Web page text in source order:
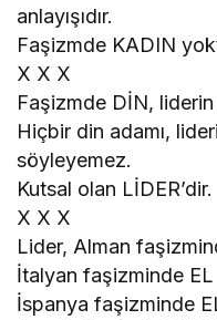
anlayışıdır.
Faşizmde KADIN
X X X
Faşizmde DİN,
Hiçbir din adamı,
söyleyemez.
Kutsal olan LİDER’dir.
X X X
Lider, Alman
İtalyan faşizminde EL
İspanya faşizminde